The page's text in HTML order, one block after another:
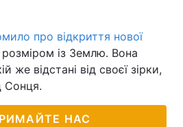
про відкриття нової
розміром із Землю. Вона
же відстані від своєї зірки,
Сонця.
НАС